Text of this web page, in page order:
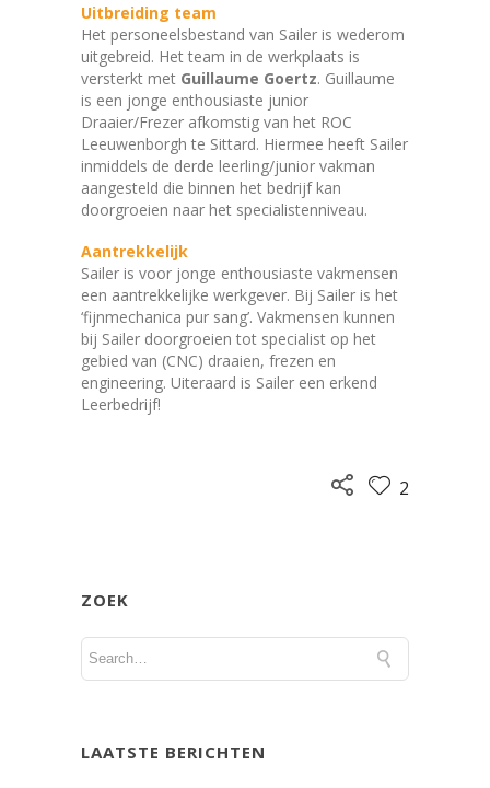
Uitbreiding team
Het personeelsbestand van Sailer is wederom
uitgebreid. Het team in de werkplaats is
versterkt met Guillaume Goertz. Guillaume
is een jonge enthousiaste junior
Draaier/Frezer afkomstig van het ROC
Leeuwenborgh te Sittard. Hiermee heeft Sailer
inmiddels de derde leerling/junior vakman
aangesteld die binnen het bedrijf kan
doorgroeien naar het specialistenniveau.
Aantrekkelijk
Sailer is voor jonge enthousiaste vakmensen
een aantrekkelijke werkgever. Bij Sailer is het
‘fijnmechanica pur sang’. Vakmensen kunnen
bij Sailer doorgroeien tot specialist op het
gebied van (CNC) draaien, frezen en
engineering. Uiteraard is Sailer een erkend
Leerbedrijf!
2
ZOEK
LAATSTE BERICHTEN